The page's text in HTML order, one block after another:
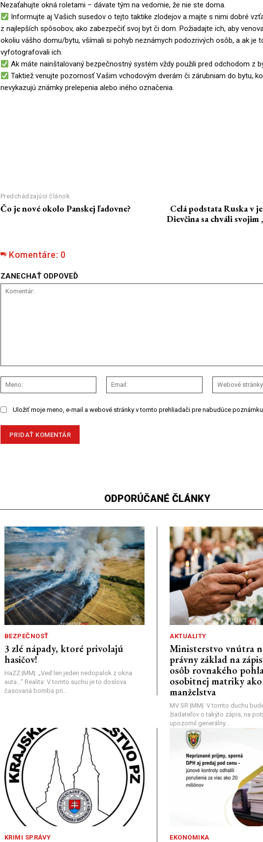
Nezaťahujte okná roletami – dávate tým na vedomie, že nie ste doma.
Informujte aj Vašich susedov o tejto taktike zlodejov a majte s nimi dobré
z najlepších spôsobov, ako zabezpečiť svoj byt či dom. Požiadajte ich, aby
okoliu vášho domu/bytu, všímali si pohyb neznámych podozrivých osôb, a ak je
vyfotografovali ich.
Ak máte nainštalovaný bezpečnostný systém vždy použili pred odchodom z
Taktiež venujte pozornosť Vašim vchodovým dverám či zárubniam do bytu,
nevykazujú známky prelepenia alebo iného označenia.
Predchádzajúci článok
Čo je nové okolo Panskej ľadovne?
Celá podstata Ruska v
Dievčina sa chváli svojim
Komentáre: 0
ZANECHAŤ ODPOVEĎ
Meno:
Email:
Uložiť moje meno, e-mail a webové stránky v tomto prehliadači pre nabudúce poznámku.
ODPORÚČANÉ ČLÁNKY
BEZPEČNOSŤ
3 zlé nápady, ktoré privolajú
hasičov!
HaZZ |MM| ​„Veď len jeden nedopalok z okna
auta...“ ​Realita: V tomto suchu je to doslova
časovaná bomba pri...
AKTUALITY
Ministerstvo vnútra
právny základ na
osôb rovnakého
osobitnej matriky ako
manželstva
MV SR |MM| V tomto duchu
žiadateľov o takýto zápis, na
upozornil generálny...
KRIMI SPRÁVY EKONOMIKA